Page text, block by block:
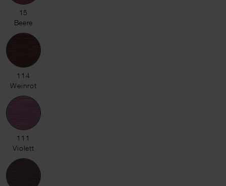
15 Beere
15
Beere
114 Weinrot
114
Weinrot
111 Violett
111
Violett